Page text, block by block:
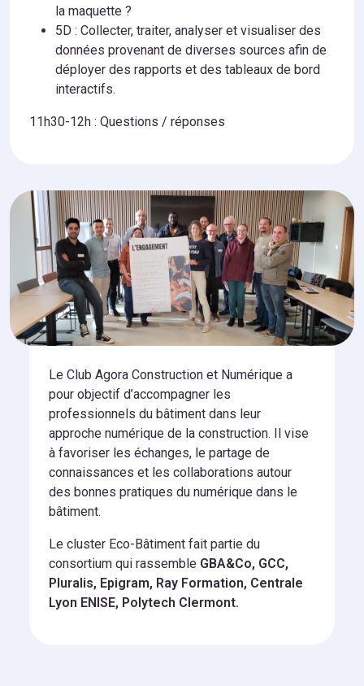
la maquette ?
5D : Collecter, traiter, analyser et visualiser des
données provenant de diverses sources afin de
déployer des rapports et des tableaux de bord
interactifs.
11h30-12h : Questions / réponses
Le Club Agora Construction et Numérique a
pour objectif d’accompagner les
professionnels du bâtiment dans leur
approche numérique de la construction. Il vise
à favoriser les échanges, le partage de
connaissances et les collaborations autour
des bonnes pratiques du numérique dans le
bâtiment.
Le cluster Eco-Bâtiment fait partie du
consortium qui rassemble GBA&Co, GCC,
Pluralis, Epigram, Ray Formation, Centrale
Lyon ENISE, Polytech Clermont.